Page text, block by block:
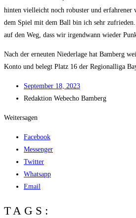
hin­ten viel­leicht noch robus­ter und erfah­re­ner
dem Spiel mit dem Ball bin ich sehr
auf den Weg, dass wir irgend­wann wie­der
Nach der erneu­ten Nie­der­la­ge hat Bam­berg
Kon­to und belegt Platz 16 der Regio­nal­li­ga
Sep­tem­ber 18, 2023
Redak­ti­on Web­echo Bamberg
Weitersagen
Facebook
Messenger
Twitter
Whatsapp
Email
TAGS: